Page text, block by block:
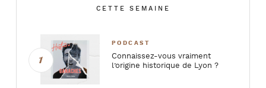
CETTE SEMAINE
PODCAST
Connaissez-vous vraiment
l’origine historique de Lyon ?